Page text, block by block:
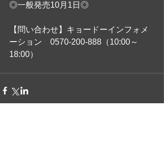
◎一般発売10月1日◎
【問い合わせ】キョードーインフォメ
ーション　0570-200-888（10:00～
18:00）